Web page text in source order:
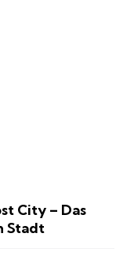
City – Das
Stadt